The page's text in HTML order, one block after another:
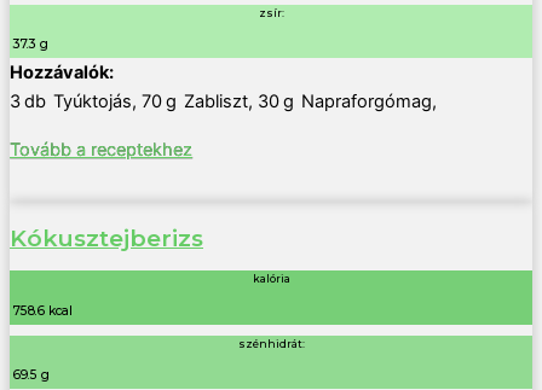
zsír:
37.3 g
3db Tyúktojás, 70g Zabliszt, 30g Napraforgómag,
Tovább a receptekhez
Kókusztejberizs
kalória
758.6 kcal
szénhidrát:
69.5 g